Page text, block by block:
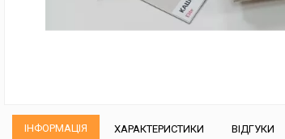
ІНФОРМАЦІЯ ХАРАКТЕРИСТИКИ ВІДГУКИ